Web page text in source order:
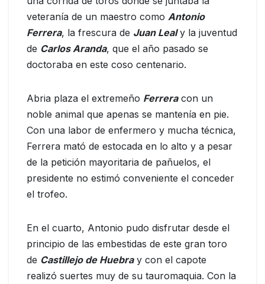
veteranía de un maestro como Antonio
Ferrera, la frescura de Juan Lealy la juventud
de Carlos Aranda, que el año pasado se
doctoraba en este coso centenario.
Abria plaza el extremeño Ferreracon un
noble animal que apenas se mantenía en pie.
Con una labor de enfermero y mucha técnica,
Ferrera mató de estocada en lo alto y a pesar
de la petición mayoritaria de pañuelos, el
presidente no estimó conveniente el conceder
el trofeo.
En el cuarto, Antonio pudo disfrutar desde el
principio de las embestidas de este gran toro
de Castillejo de Huebray con el capote
realizó suertes muy de su tauromaquia. Con la